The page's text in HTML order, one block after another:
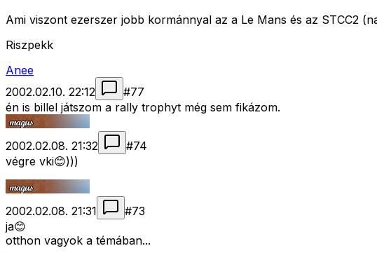
Ami viszont ezerszer jobb kormánnyal az a Le Mans és az STCC2
Riszpekk
Anee
2002.02.10. 22:12
#77
én is billel játszom a rally trophyt még sem fikázom.
2002.02.08. 21:32 #74
végre vki😊)))
2002.02.08. 21:31 #73
ja😊
otthon vagyok a témában...